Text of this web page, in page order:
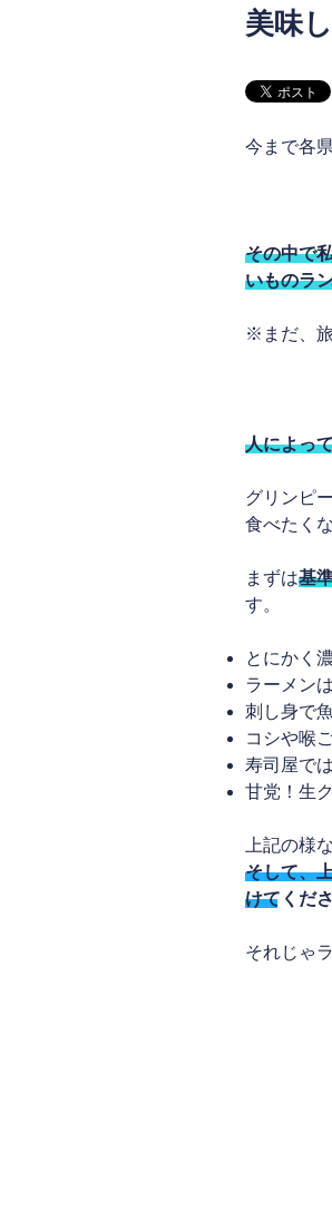
稿
日:
美味
今まで各
その中で
いものラ
※まだ、
人によっ
グリンピ
食べたく
まずは基
す。
とにかく
ラーメン
刺し身で
コシや喉
寿司屋で
甘党！生
上記の様
そして、
けてくだ
それじゃ